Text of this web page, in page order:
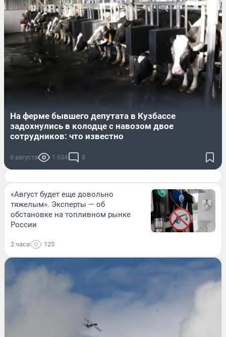
На ферме бывшего депутата в Кузбассе
задохнулись в колодце с навозом двое
сотрудников: что известно
6 августа 1 634 8
«Август будет еще довольно
тяжелым». Эксперты — об
обстановке на топливном рынке
России
2 часа 125